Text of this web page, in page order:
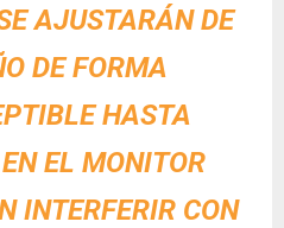
AJUSTARÁN DE
DE FORMA
HASTA
EL MONITOR
INTERFERIR CON